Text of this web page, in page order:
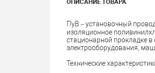
ОПИСАНИЕ ТОВАРА
ПуВ – установочный
изоляционное
стационарной прокладке
электрооборудования,
Технические